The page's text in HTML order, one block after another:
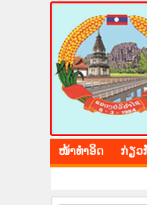
ໜ້າ​ທຳ​ອິດ ກ່ຽວ​